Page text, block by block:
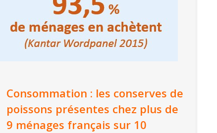
Consommation : les conserves de
poissons présentes chez plus de
9 ménages français sur 10